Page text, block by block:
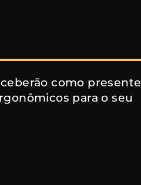
como presente
para o seu